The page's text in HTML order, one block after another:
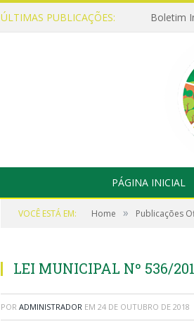
ÚLTIMAS PUBLICAÇÕES: Boletim
PÁGINA INICIAL
VOCÊ ESTÁ EM: Home » Publicações
LEI MUNICIPAL Nº 536/
POR ADMINISTRADOR EM 24 DE OUTUBRO DE 2018